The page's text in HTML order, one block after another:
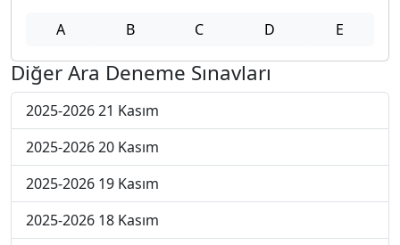
A B C D E
Diğer Ara Deneme Sınavları
2025-2026 21 Kasım
2025-2026 20 Kasım
2025-2026 19 Kasım
2025-2026 18 Kasım